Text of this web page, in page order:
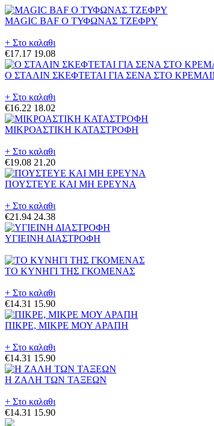
MAGIC BAF Ο ΤΥΦΩΝΑΣ ΤΖΕΦΡΥ
+ Στο καλαθι
€17.17 19.08
Ο ΣΤΑΛΙΝ ΣΚΕΦΤΕΤΑΙ ΓΙΑ ΣΕΝΑ ΣΤΟ
+ Στο καλαθι
€16.22 18.02
ΜΙΚΡΟΑΣΤΙΚΗ ΚΑΤΑΣΤΡΟΦΗ
+ Στο καλαθι
€19.08 21.20
ΠΟΥΣΤΕΥΕ ΚΑΙ ΜΗ ΕΡΕΥΝΑ
+ Στο καλαθι
€21.94 24.38
ΥΓΙΕΙΝΗ ΔΙΑΣΤΡΟΦΗ
ΤΟ ΚΥΝΗΓΙ ΤΗΣ ΓΚΟΜΕΝΑΣ
+ Στο καλαθι
€14.31 15.90
ΠΙΚΡΕ, ΜΙΚΡΕ ΜΟΥ ΑΡΑΠΗ
+ Στο καλαθι
€14.31 15.90
Η ΖΑΛΗ ΤΩΝ ΤΑΞΕΩΝ
+ Στο καλαθι
€14.31 15.90